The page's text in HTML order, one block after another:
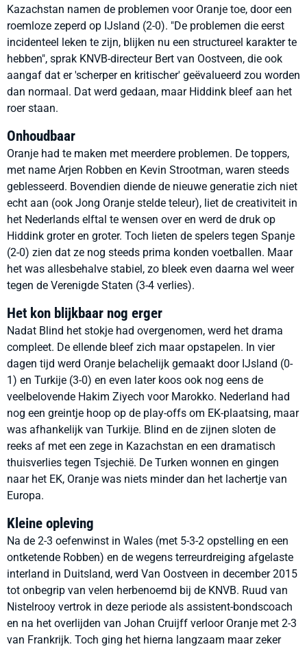
Kazachstan namen de problemen voor Oranje toe, door een
roemloze zeperd op IJsland (2-0). "De problemen die eerst
incidenteel leken te zijn, blijken nu een structureel karakter te
hebben", sprak KNVB-directeur Bert van Oostveen, die ook
aangaf dat er 'scherper en kritischer' geëvalueerd zou worden
dan normaal. Dat werd gedaan, maar Hiddink bleef aan het
roer staan.
Onhoudbaar
Oranje had te maken met meerdere problemen. De toppers,
met name Arjen Robben en Kevin Strootman, waren steeds
geblesseerd. Bovendien diende de nieuwe generatie zich niet
echt aan (ook Jong Oranje stelde teleur), liet de creativiteit in
het Nederlands elftal te wensen over en werd de druk op
Hiddink groter en groter. Toch lieten de spelers tegen Spanje
(2-0) zien dat ze nog steeds prima konden voetballen. Maar
het was allesbehalve stabiel, zo bleek even daarna wel weer
tegen de Verenigde Staten (3-4 verlies).
Het kon blijkbaar nog erger
Nadat Blind het stokje had overgenomen, werd het drama
compleet. De ellende bleef zich maar opstapelen. In vier
dagen tijd werd Oranje belachelijk gemaakt door IJsland (0-
1) en Turkije (3-0) en even later koos ook nog eens de
veelbelovende Hakim Ziyech voor Marokko. Nederland had
nog een greintje hoop op de play-offs om EK-plaatsing, maar
was afhankelijk van Turkije. Blind en de zijnen sloten de
reeks af met een zege in Kazachstan en een dramatisch
thuisverlies tegen Tsjechië. De Turken wonnen en gingen
naar het EK, Oranje was niets minder dan het lachertje van
Europa.
Kleine opleving
Na de 2-3 oefenwinst in Wales (met 5-3-2 opstelling en een
ontketende Robben) en de wegens terreurdreiging afgelaste
interland in Duitsland, werd Van Oostveen in december 2015
tot onbegrip van velen herbenoemd bij de KNVB. Ruud van
Nistelrooy vertrok in deze periode als assistent-bondscoach
en na het overlijden van Johan Cruijff verloor Oranje met 2-3
van Frankrijk. Toch ging het hierna langzaam maar zeker